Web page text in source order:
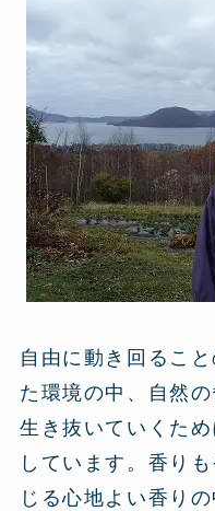
自由に動き回るこ
た環境の中、自然
生き抜いていくた
しています。香り
じる心地よい香り